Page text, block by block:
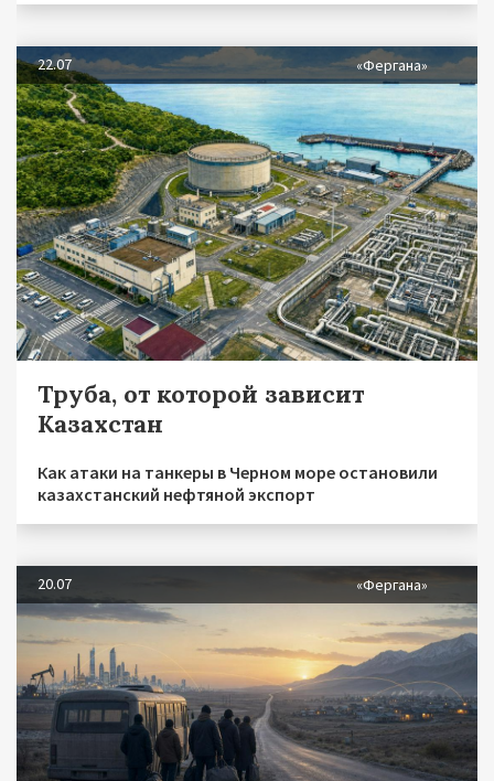
22.07 «Фергана»
Труба, от которой зависит
Казахстан
Как атаки на танкеры в Черном море остановили
казахстанский нефтяной экспорт
20.07 «Фергана»